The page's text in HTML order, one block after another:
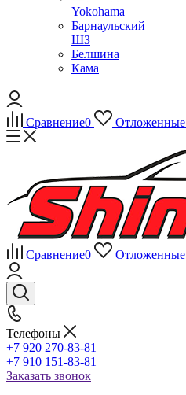
Yokohama
Барнаульский
ШЗ
Белшина
Кама
Сравнение0 Отложенные
Сравнение0 Отложенные
Телефоны
+7 920 270-83-81
+7 910 151-83-81
Заказать звонок